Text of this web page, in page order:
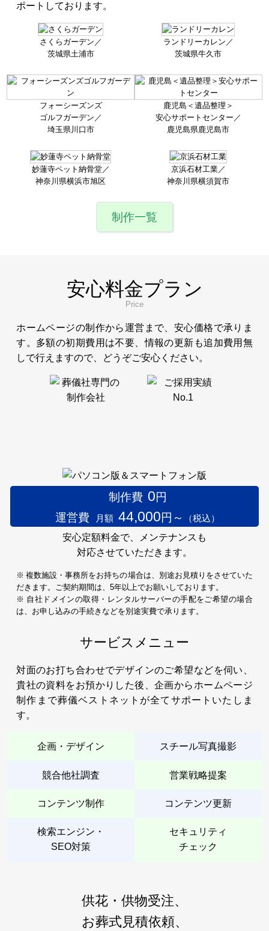
ポートしております。
さくらガーデン／
茨城県土浦市
ランドリーカレン／
茨城県牛久市
フォーシーズンズ
ゴルフガーデン／
埼玉県川口市
鹿児島＜遺品整理＞
安心サポート センター／
鹿児島県鹿児島市
妙蓮寺ペット納骨堂／
神奈川県横浜市旭区
京浜石材工業／
神奈川県横須賀市
制作一覧
安心料金プラン
Price
ホームページの制作から運営まで、安心価格で承りま
す。多額の初期費用は不要、情報の更新も追加費用無
しで行えますので、どうぞご安心ください。
制作費 0円
運営費
月額 44,000円～
（税込）
安心定額料金で、メンテナンスも
対応させていただきます。
※ 複数施設・事務所をお持ちの場合は、別途お見積りをさせていた
だきます。ご契約期間は、5年以上でお願いしております。
※ 自社ドメインの取得・レンタルサーバーの手配をご希望の場合
は、お申し込みの手続きなどを別途実費で承ります。
サービスメニュー
対面のお打ち合わせでデザインのご希望などを伺い、
貴社の資料をお預かりした後、企画からホームページ
制作まで葬儀ベストネットが全てサポートいたしま
す。
企画・デザイン スチール写真撮影
競合他社調査 営業戦略提案
コンテンツ制作 コンテンツ更新
検索エンジン・
SEO対策
セキュリティ
チェック
供花・供物受注、
お葬式見積依頼、